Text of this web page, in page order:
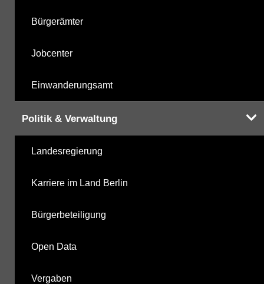
Bürgerämter
Jobcenter
Einwanderungsamt
Politik & Verwaltung
Landesregierung
Karriere im Land Berlin
Bürgerbeteiligung
Open Data
Vergaben